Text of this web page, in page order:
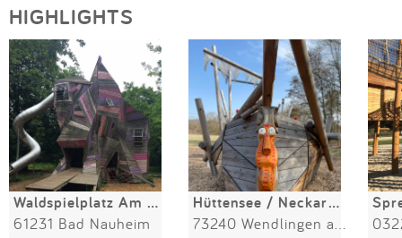
HIGHLIGHTS
Waldspielplatz Am Goldsteinwäldchen
61231 Bad Nauheim
Hüttensee / Neckarwasen